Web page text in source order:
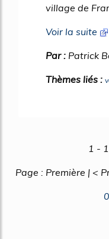
village de
Voir la suite
Par : Patrick
Thèmes liés :
1 -
Page : Première | <
0